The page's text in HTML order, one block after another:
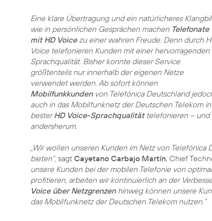
Eine klare Übertragung und ein natürlicheres
wie in persönlichen Gesprächen machen Telefonate
mit HD Voicezu einer wahren Freude. Denn durch
Voice telefonieren Kunden mit einer hervorragenden
Sprachqualität. Bisher konnte dieser Service
größtenteils nur innerhalb der eigenen Netze
verwendet werden. Ab sofort können
Mobilfunkkundenvon Telefónica Deutschland
auch in das Mobilfunknetz der Deutschen Telekom in
besterHD Voice-Sprachqualitättelefonieren – und
andersherum.
„Wir wollen unseren Kunden im Netz von Telefónica
bieten“, sagt Cayetano Carbajo Martín, Chief
unsere Kunden bei der mobilen Telefonie von
profitieren, arbeiten wir kontinuierlich an der
Voice über Netzgrenzenhinweg können unsere
das Mobilfunknetz der Deutschen Telekom nutzen.“